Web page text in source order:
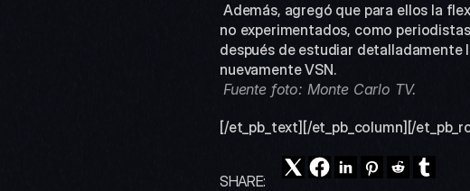
no experimentados, como
después de estudiar
nuevamente VSN.
Fuente foto: Monte Carlo TV.
[/et_pb_text][/et_pb_column][/
SHARE: